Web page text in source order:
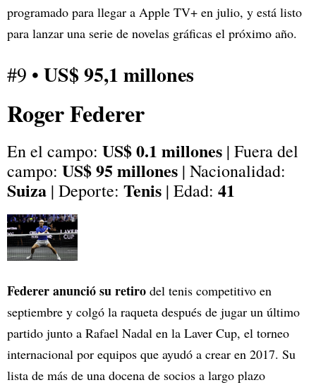
programado para llegar a Apple TV+ en julio, y está listo
para lanzar una serie de novelas gráficas el próximo año.
#9 • US$ 95,1 millones
Roger Federer
En el campo: US$ 0.1 millones | Fuera del
campo: US$ 95 millones | Nacionalidad:
Suiza | Deporte: Tenis | Edad: 41
Federer anunció su retiro del tenis competitivo en
septiembre y colgó la raqueta después de jugar un último
partido junto a Rafael Nadal en la Laver Cup, el torneo
internacional por equipos que ayudó a crear en 2017. Su
lista de más de una docena de socios a largo plazo